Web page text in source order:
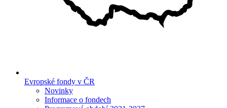
Evropské fondy v ČR
Novinky
Informace o fondech